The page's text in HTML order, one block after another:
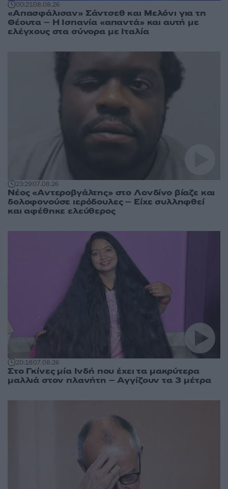
00:2108.08.26
«Απασφάλισαν» Σάντσεθ και Μελόνι για τη
Θέουτα – Η Ισπανία «απαντά» και αυτή με
ελέγχους στα σύνορα με Ιταλία
23:2907.08.26
Νέος «Αντεροβγάλτης» στο Λονδίνο βίαζε και
δολοφονούσε ιερόδουλες – Είχε συλληφθεί
και αφέθηκε ελεύθερος
20:1807.08.26
Στο Γκίνες μία Ινδή που έχει τα μακρύτερα
μαλλιά στον πλανήτη – Αγγίζουν τα 3 μέτρα